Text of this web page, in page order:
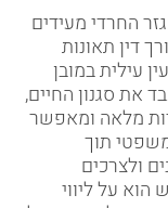
החרדי מעידים
דין תאונות
עילית במובן
את סגנון החיים,
מלאה ומאפשר
תוך
ולצרכים
על ליווי